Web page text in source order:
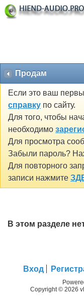
Продам
Если это ваш
справку по сайту.
Для того, чтобы
необходимо
Для просмотра
Забыли пароль?
Для повторного
записи нажмите
В этом разделе
Вход
Copyright © 2026